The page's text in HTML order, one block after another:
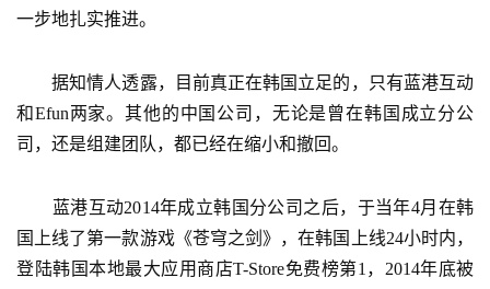
一步地扎实推进。
据知情人透露，目前真正在韩国立足的，只有蓝港互动
和Efun两家。其他的中国公司，无论是曾在韩国成立分公
司，还是组建团队，都已经在缩小和撤回。
蓝港互动2014年成立韩国分公司之后，于当年4月在韩
国上线了第一款游戏《苍穹之剑》，在韩国上线24小时内，
登陆韩国本地最大应用商店T-Store免费榜第1，2014年底被